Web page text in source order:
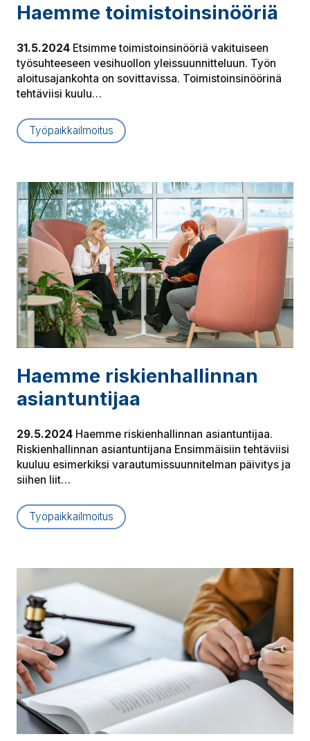
Haemme toi­mis­toin­si­nöö­riä
31.5.2024 Etsimme toimistoinsinööriä vakituiseen
työsuhteeseen vesihuollon yleissuunnitteluun. Työn
aloitusajankohta on sovittavissa. Toimistoinsinöörinä
tehtäviisi kuulu…
Työpaikkailmoitus
Haemme ris­kien­hal­lin­nan
asian­tun­ti­jaa
29.5.2024 Haemme riskienhallinnan asiantuntijaa.
Riskienhallinnan asiantuntijana Ensimmäisiin tehtäviisi
kuuluu esimerkiksi varautumissuunnitelman päivitys ja
siihen liit…
Työpaikkailmoitus